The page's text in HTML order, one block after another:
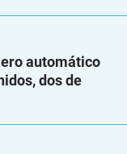
automático
dos de